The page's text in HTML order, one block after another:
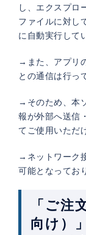
し、エクスプロ
ファイルに対し
に自動実行して
→また、アプリ
との通信は行っ
→そのため、本
報が外部へ送信
てご使用いただ
→ネットワーク
可能となってお
「ご注
向け）